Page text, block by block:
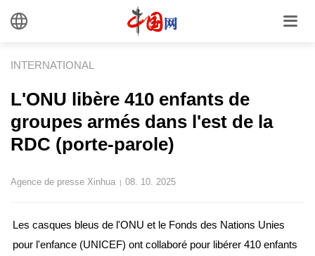
INTERNATIONAL
L'ONU libère 410 enfants de
groupes armés dans l'est de la
RDC (porte-parole)
Agence de presse Xinhua | 08. 10. 2025
Les casques bleus de l'ONU et le Fonds des Nations Unies
pour l'enfance (UNICEF) ont collaboré pour libérer 410 enfants